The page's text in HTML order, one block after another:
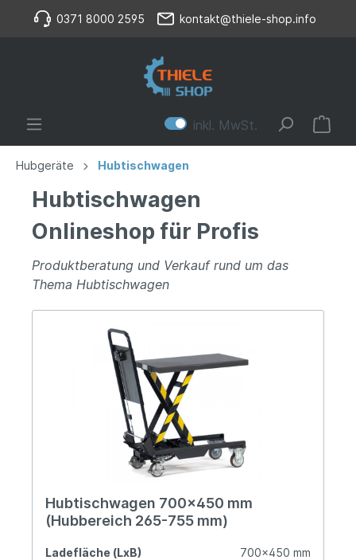
0371 8000 2595 kontakt@thiele-shop.info
inkl. MwSt.
Hubgeräte Hubtischwagen
Hubtischwagen
Onlineshop für Profis
Produktberatung und Verkauf rund um das
Thema Hubtischwagen
Hubtischwagen 700x450 mm
(Hubbereich 265-755 mm)
Ladefläche (LxB) 700x450 mm